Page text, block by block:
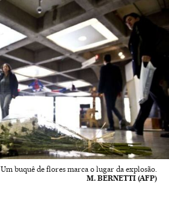
Um buquê de flores marca o lugar da explosão.
M. BERNETTI (AFP)